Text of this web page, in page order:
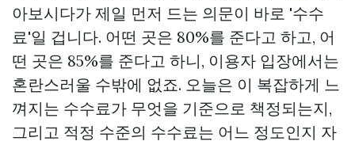
아보시다가 제일 먼저 드는 의문이 바로 '수수
료'일 겁니다. 어떤 곳은 80%를 준다고 하고, 어
떤 곳은 85%를 준다고 하니, 이용자 입장에서는
혼란스러울 수밖에 없죠. 오늘은 이 복잡하게 느
껴지는 수수료가 무엇을 기준으로 책정되는지,
그리고 적정 수준의 수수료는 어느 정도인지 자